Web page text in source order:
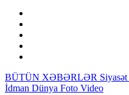
BÜTÜN XƏBƏRLƏR Siyasət
İdman Dünya Foto Video